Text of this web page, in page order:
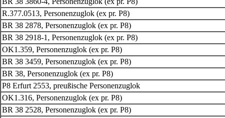
R.377.0513, Personenzuglok (ex pr. P8)
BR 38 2878, Personenzuglok (ex pr. P8)
BR 38 2918-1, Personenzuglok (ex pr. P8)
OK1.359, Personenzuglok (ex pr. P8)
BR 38 3459, Personenzuglok (ex pr. P8)
BR 38, Personenzuglok (ex pr. P8)
P8 Erfurt 2553, preußische Personenzuglok
OK1.316, Personenzuglok (ex pr. P8)
BR 38 2528, Personenzuglok (ex pr. P8)